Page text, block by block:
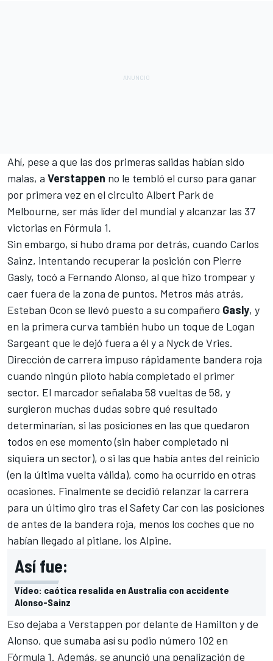
Ahí, pese a que las dos primeras salidas habían sido
malas, a Verstappen no le tembló el curso para ganar
por primera vez en el circuito Albert Park de
Melbourne, ser más líder del mundial y alcanzar las 37
victorias en Fórmula 1.
Sin embargo, sí hubo drama por detrás, cuando Carlos
Sainz, intentando recuperar la posición con Pierre
Gasly, tocó a Fernando Alonso, al que hizo trompear y
caer fuera de la zona de puntos. Metros más atrás,
Esteban Ocon se llevó puesto a su compañero Gasly, y
en la primera curva también hubo un toque de Logan
Sargeant que le dejó fuera a él y a Nyck de Vries.
Dirección de carrera impuso rápidamente bandera roja
cuando ningún piloto había completado el primer
sector. El marcador señalaba 58 vueltas de 58, y
surgieron muchas dudas sobre qué resultado
determinarían, si las posiciones en las que quedaron
todos en ese momento (sin haber completado ni
siquiera un sector), o si las que había antes del reinicio
(en la última vuelta válida), como ha ocurrido en otras
ocasiones. Finalmente se decidió relanzar la carrera
para un último giro tras el Safety Car con las posiciones
de antes de la bandera roja, menos los coches que no
habían llegado al pitlane, los Alpine.
Así fue:
Vídeo: caótica resalida en Australia con accidente
Alonso-Sainz
Eso dejaba a Verstappen por delante de Hamilton y de
Alonso, que sumaba así su podio número 102 en
Fórmula 1. Además, se anunció una penalización de